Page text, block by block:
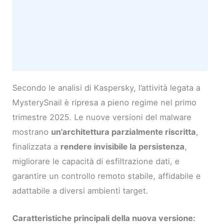
Secondo le analisi di Kaspersky, l’attività legata a
MysterySnail è ripresa a pieno regime nel primo
trimestre 2025. Le nuove versioni del malware
mostrano un’architettura parzialmente riscritta,
finalizzata a rendere invisibile la persistenza,
migliorare le capacità di esfiltrazione dati, e
garantire un controllo remoto stabile, affidabile e
adattabile a diversi ambienti target.
Caratteristiche principali della nuova versione: